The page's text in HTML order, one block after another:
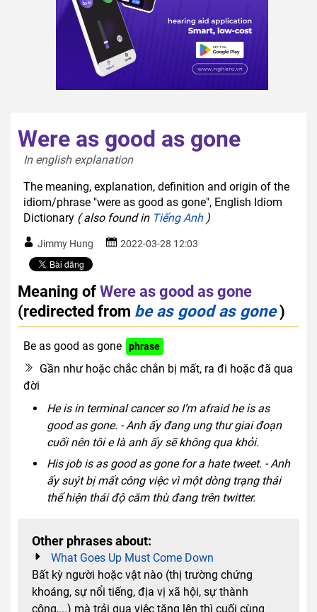
Were as good as gone
In english explanation
The meaning, explanation, definition and origin of the
idiom/phrase "were as good as gone", English Idiom
Dictionary ( also found in Tiếng Anh)
Jimmy Hung 2022-03-28 12:03
Meaning ofWere as good as gone
(redirected from be as good as gone)
Be as good as gone phrase
Gần như hoặc chắc chắn bị mất, ra đi hoặc đã qua
đời
He is in terminal cancer so I’m afraid he is as
good as gone. - Anh ấy đang ung thư giai đoạn
cuối nên tôi e là anh ấy sẽ không qua khỏi.
His job is as good as gone for a hate tweet. - Anh
ấy suýt bị mất công việc vì một dòng trạng thái
thể hiện thái độ căm thù đang trên twitter.
Other phrases about:
What Goes Up Must Come Down
Bất kỳ người hoặc vật nào (thị trường chứng
khoáng, sự nổi tiếng, địa vị xã hội, sự thành
công,...) mà trải qua việc tăng lên thì cuối cùng